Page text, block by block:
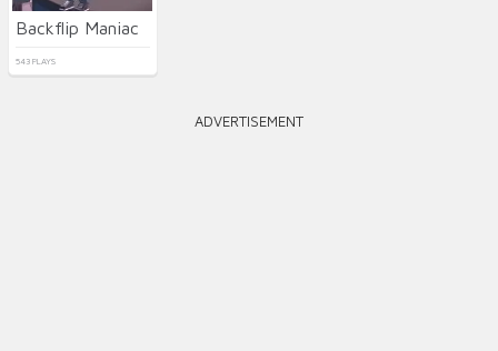
Backflip Maniac
543 PLAYS
ADVERTISEMENT